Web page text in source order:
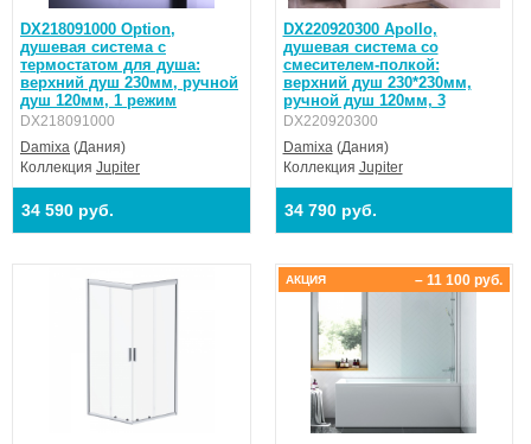
DX218091000 Option,
душевая система с
термостатом для душа:
верхний душ 230мм, ручной
душ 120мм, 1 режим
DX218091000
Damixa (Дания)
Коллекция Jupiter
34 590 руб.
DX220920300 Apollo,
душевая система со
смесителем-полкой:
верхний душ 230*230мм,
ручной душ 120мм, 3
DX220920300
Damixa(Дания)
Коллекция Jupiter
34 790 руб.
– 11 100 руб.
АКЦИЯ